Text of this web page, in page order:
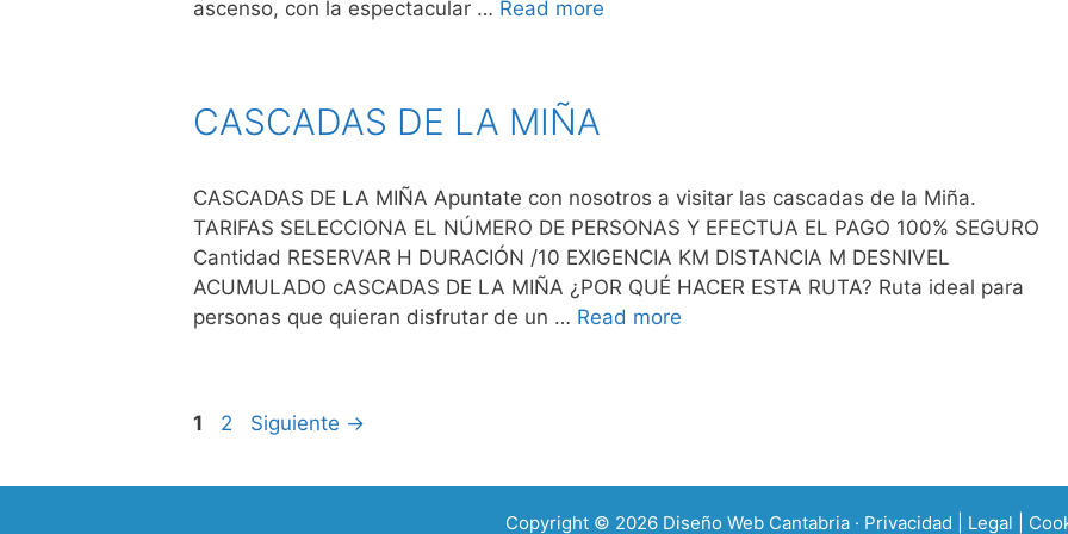
ascenso, con la espectacular … Read more
CASCADAS DE LA MIÑA
CASCADAS DE LA MIÑA Apuntate con nosotros a visitar las cascadas de la Miña.
TARIFAS SELECCIONA EL NÚMERO DE PERSONAS Y EFECTUA EL PAGO 100% SEGURO
Cantidad RESERVAR H DURACIÓN /10 EXIGENCIA KM DISTANCIA M DESNIVEL
ACUMULADO cASCADAS DE LA MIÑA ¿POR QUÉ HACER ESTA RUTA? Ruta ideal para
personas que quieran disfrutar de un … Read more
Página
1 Página
2 Siguiente →
Copyright © 2026 Diseño Web Cantabria · Privacidad Legal